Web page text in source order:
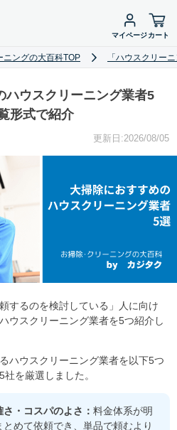
マイページカート
ニングの大百科TOP 「ハウスクリー
ハウスクリーニング業者5
形式で紹介
更新日:2026/08/05
するのを検討している」人に向け
ウスクリーニング業者を5つ紹介し
ハウスクリーニング業者を以下5つ
を厳選しました。
・コスパのよさ： 料金体系が明
めて依頼でき、単品で頼むより